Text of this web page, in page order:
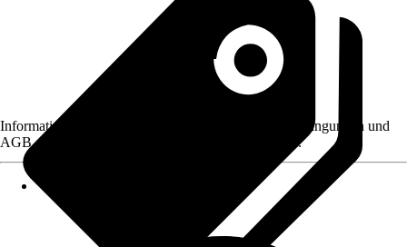
Informationen des Verkäufers, wie z. B. Rückgabebedingungen und
AGB, finden Sie bei Klick auf den Verkäufernamen.